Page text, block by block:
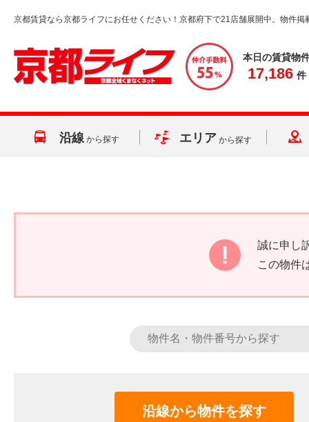
京都賃貸なら京都ライフにお任せください！京都府下で21店舗展開中。物件掲
本日の賃貸物
17,186 件
沿線 から探す エリア から探す
誠に申し
この物件
沿線から物件を探す